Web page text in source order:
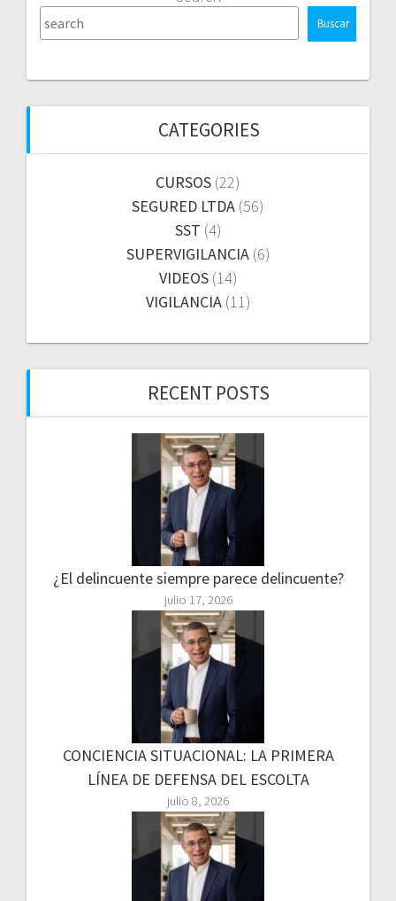
Buscar
CATEGORIES
CURSOS (22)
SEGURED LTDA (56)
SST (4)
SUPERVIGILANCIA(6)
VIDEOS(14)
VIGILANCIA(11)
RECENT POSTS
¿El delincuente siempre parece delincuente?
julio 17, 2026
CONCIENCIA SITUACIONAL: LA PRIMERA
LÍNEA DE DEFENSA DEL ESCOLTA
julio 8, 2026